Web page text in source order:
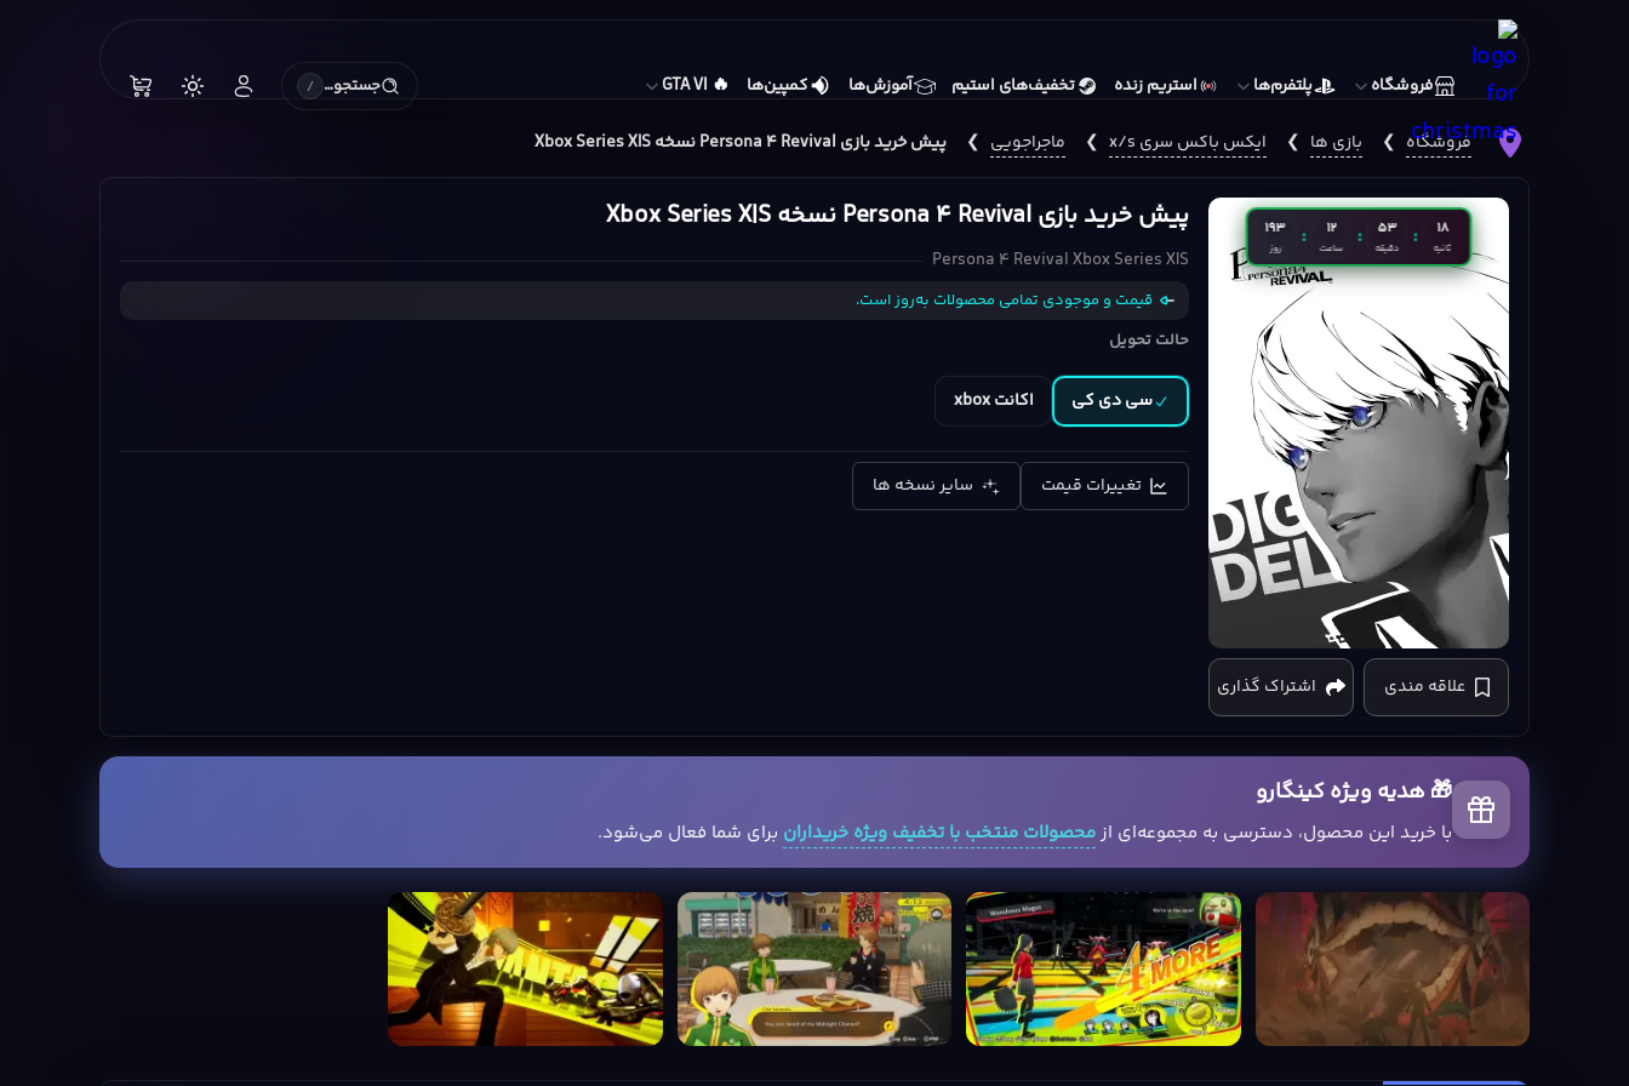
فروشگاه پلتفرم‌ها استریم زنده تخفیف‌های استیم آموزش‌ها کمپین‌ها 🔥
GTA VI جستجو… /
فروشگاه ❯ بازی ها ❯ ایکس باکس سری x/s ❯ ماجراجویی ❯ پیش خرید بازی Persona 4 Revival نسخه Xbox Series X|S
193
روز : 12
ساعت : 53
دقیقه : 17
ثانیه
Persona
Revival
Xbox
Series
X|S
cover
علاقه مندی اشتراک گذاری
پیش خرید بازی Persona 4 Revival نسخه Xbox Series X|S
Persona 4 Revival Xbox Series X|S
قیمت و موجودی تمامی محصولات به‌روز است.
حالت تحویل
سی دی کی اکانت xbox
تغییرات قیمت سایر نسخه ها
🎁 هدیه ویژه کینگارو
با خرید این محصول، دسترسی به مجموعه‌ای ازمحصولات منتخب با تخفیف ویژه خریداران برای شما فعال می‌شود.